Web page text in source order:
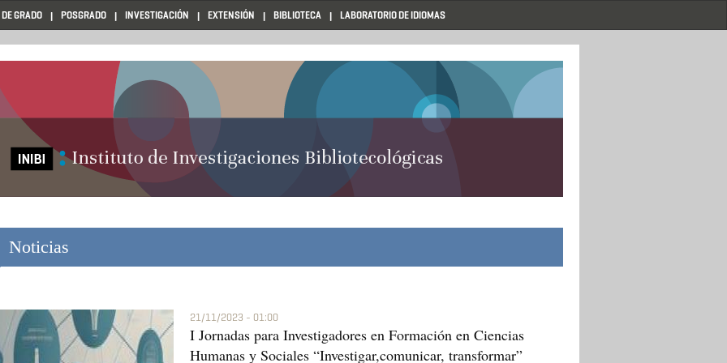
GRADO POSGRADO INVESTIGACIÓN EXTENSIÓN BIBLIOTECA LABORATORIO DE IDIOMAS
Noticias
21/11/2023 - 01:00
I Jornadas para Investigadores en Formación en Ciencias
Humanas y Sociales “Investigar,comunicar, transformar”